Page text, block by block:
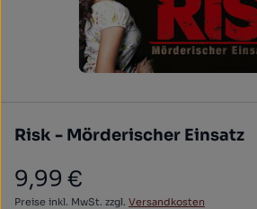
Risk - Mörderischer Einsatz
Regulärer Preis:
9,99 €
Preise inkl. MwSt. zzgl. Versandkosten